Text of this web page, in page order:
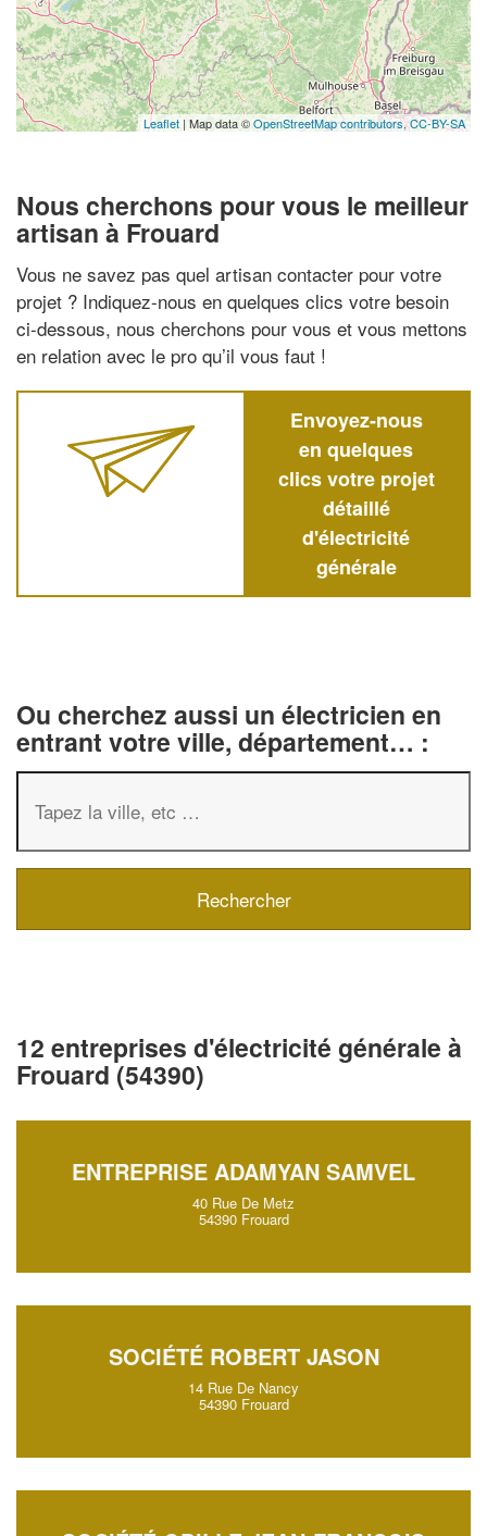
Leaflet | Map data ©OpenStreetMap contributors,CC-BY-SA
Nous cherchons pour vous le meilleur
artisan à Frouard
Vous ne savez pas quel artisan contacter pour votre
projet ? Indiquez-nous en quelques clics votre besoin
ci-dessous, nous cherchons pour vous et vous mettons
en relation avec le pro qu’il vous faut !
Envoyez-nous
en quelques
clics votre projet
détaillé
d'électricité
générale
Ou cherchez aussi un électricien en
entrant votre ville, département… :
12 entreprises d'électricité générale à
Frouard (54390)
ENTREPRISE ADAMYAN SAMVEL
40 Rue De Metz
54390 Frouard
SOCIÉTÉ ROBERT JASON
14 Rue De Nancy
54390 Frouard